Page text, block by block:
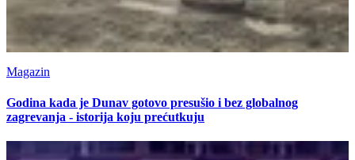
Magazin
Godina kada je Dunav gotovo presušio i bez globalnog
zagrevanja - istorija koju prećutkuju